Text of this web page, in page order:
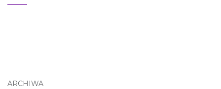
ARCHIWA